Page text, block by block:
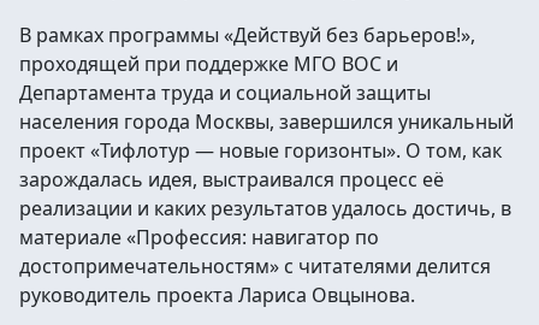
В рамках программы «Действуй без барьеров!»,
проходящей при поддержке МГО ВОС и
Департамента труда и социальной защиты
населения города Москвы, завершился уникальный
проект «Тифлотур — новые горизонты». О том, как
зарождалась идея, выстраивался процесс её
реализации и каких результатов удалось достичь, в
материале «Профессия: навигатор по
достопримечательностям» с читателями делится
руководитель проекта Лариса Овцынова.